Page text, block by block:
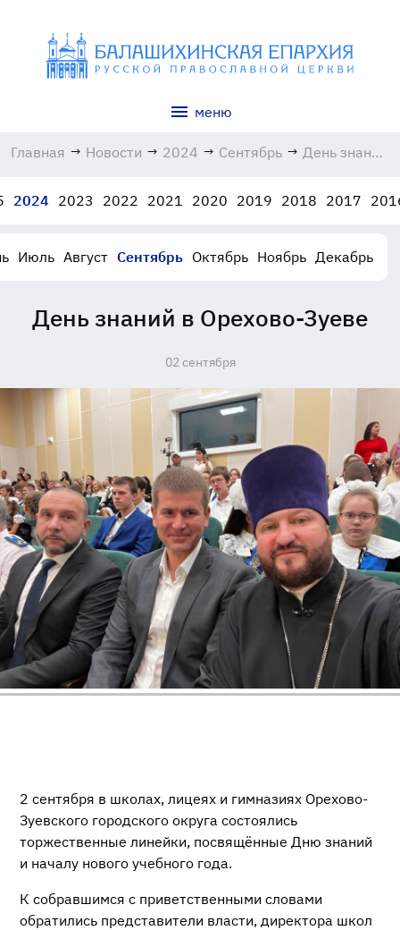
меню
Главная → Новости → 2024 → Сентябрь → День знаний
02.09.2024
2024 2023 2022 2021 2020 2019 2018 2017
Июль Август Сентябрь Октябрь Ноябрь Декабрь
День знаний в Орехово-Зуеве
02 сентября
2 сентября в школах, лицеях и гимназиях Орехово-
Зуевского городского округа состоялись
торжественные линейки, посвящённые Дню знаний
и началу нового учебного года.
К собравшимся с приветственными словами
обратились представители власти, директора школ